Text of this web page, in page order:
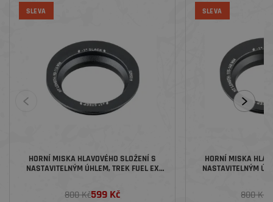
SLEVA
HORNÍ MISKA HLAVOVÉHO SLOŽENÍ S
NASTAVITELNÝM ÚHLEM, TREK FUEL EX
800 Kč599 Kč
SLEVA
HORNÍ MISKA
NASTAVITELNÝM
800 Kč